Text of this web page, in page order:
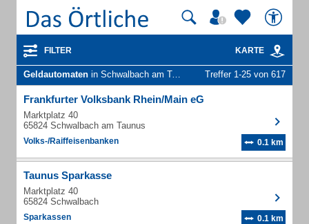
FILTER KARTE
Geldautomaten in Schwalbach am Taunus Treffer 1-25 von 617
Frankfurter Volksbank Rhein/Main eG
Marktplatz 40
65824 Schwalbach am Taunus
Volks-/Raiffeisenbanken 0.1 km
Taunus Sparkasse
Marktplatz 40
65824 Schwalbach
Sparkassen 0.1 km